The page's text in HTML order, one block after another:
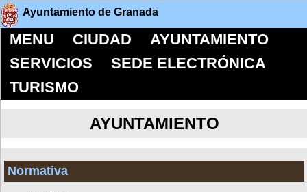
Ayuntamiento de Granada
MENU CIUDAD
AYUNTAMIENTO
SERVICIOS
SEDE ELECTRÓNICA
TURISMO
AYUNTAMIENTO
Normativa